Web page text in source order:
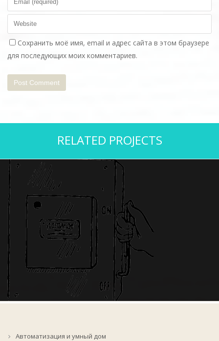
Сохранить моё имя, email и адрес сайта в этом браузере
для последующих моих комментариев.
RELATED PROJECTS
Автоматизация и умный дом